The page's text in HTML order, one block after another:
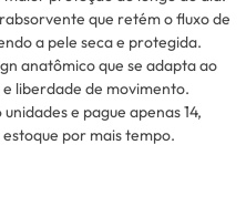
que retém o fluxo de
a pele seca e protegida.
anatômico que se adapta ao
liberdade de movimento.
unidades e pague apenas 14,
por mais tempo.